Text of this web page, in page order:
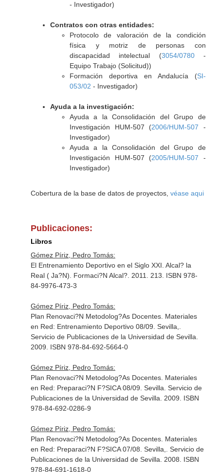
- Investigador)
Contratos con otras entidades:
Protocolo de valoración de la condición
física y motriz de personas con
discapacidad intelectual (3054/0780-
Equipo Trabajo (Solicitud))
Formación deportiva en Andalucía (SI-
053/02 - Investigador)
Ayuda a la investigación:
Ayuda a la Consolidación del Grupo de
Investigación HUM-507 (2006/HUM-507 -
Investigador)
Ayuda a la Consolidación del Grupo de
Investigación HUM-507 (2005/HUM-507 -
Investigador)
Cobertura de la base de datos de proyectos, véase aqui
Publicaciones:
Libros
Gómez Píriz, Pedro Tomás:
El Entrenamiento Deportivo en el Siglo XXI. Alcal? la
Real ( Ja?N). Formaci?N Alcal?. 2011. 213. ISBN 978-
84-9976-473-3
Gómez Píriz, Pedro Tomás:
Plan Renovaci?N Metodolog?As Docentes. Materiales
en Red: Entrenamiento Deportivo 08/09. Sevilla,.
Servicio de Publicaciones de la Universidad de Sevilla.
2009. ISBN 978-84-692-5664-0
Gómez Píriz, Pedro Tomás:
Plan Renovaci?N Metodolog?As Docentes. Materiales
en Red: Preparaci?N F?SICA 08/09. Sevilla. Servicio de
Publicaciones de la Universidad de Sevilla. 2009. ISBN
978-84-692-0286-9
Gómez Píriz, Pedro Tomás:
Plan Renovaci?N Metodolog?As Docentes. Materiales
en Red: Preparaci?N F?SICA 07/08. Sevilla,. Servicio de
Publicaciones de la Universidad de Sevilla. 2008. ISBN
978-84-691-1618-0